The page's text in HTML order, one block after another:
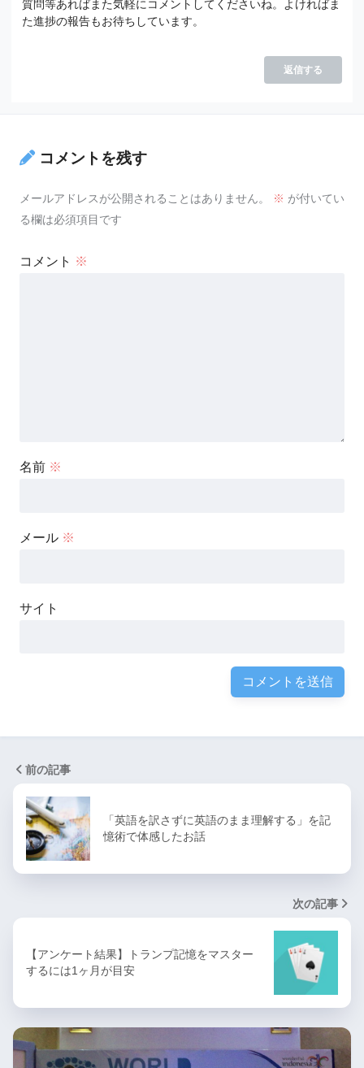
質問等あればまた気軽にコメントしてくださいね。よければま
た進捗の報告もお待ちしています。
返信する
コメントを残す
メールアドレスが公開されることはありません。 ※ が付いてい
る欄は必須項目です
コメント ※
名前 ※
メール ※
サイト
前の記事
「英語を訳さずに英語のまま理解する」を記
憶術で体感したお話
次の記事
【アンケート結果】トランプ記憶をマスター
するには1ヶ月が目安